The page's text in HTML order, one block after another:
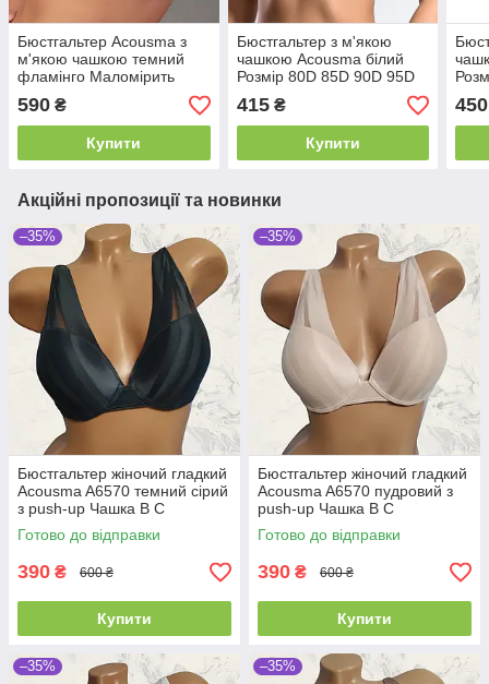
Бюстгальтер Acousma з
м'якою чашкою темний
фламінго Маломірить
Розмір 80C 85C 90C 80D
85D 90D 95D
590 ₴
Купити
Бюстгальтер з м'якою
чашкою Acousma білий
Розмір 80D 85D 90D 95D
415₴
Купити
450
Акційні пропозиції та новинки
–35%
Бюстгальтер жіночий гладкий
Acousma A6570 темний сірий
з push-up Чашка B C
Готово до відправки
390 ₴ 600 ₴
Купити
–35%
Бюстгальтер жіночий гладкий
Acousma A6570 пудровий з
push-up Чашка B C
Готово до відправки
390 ₴ 600 ₴
Купити
–35% –35%